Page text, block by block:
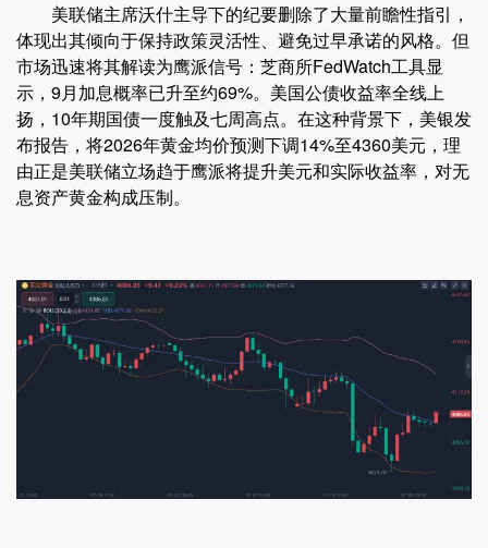
美联储主席沃什主导下的纪要删除了大量前瞻性指引，
体现出其倾向于保持政策灵活性、避免过早承诺的风格。但
市场迅速将其解读为鹰派信号：芝商所FedWatch工具显
示，9月加息概率已升至约69%。美国公债收益率全线上
扬，10年期国债一度触及七周高点。在这种背景下，美银发
布报告，将2026年黄金均价预测下调14%至4360美元，理
由正是美联储立场趋于鹰派将提升美元和实际收益率，对无
息资产黄金构成压制。